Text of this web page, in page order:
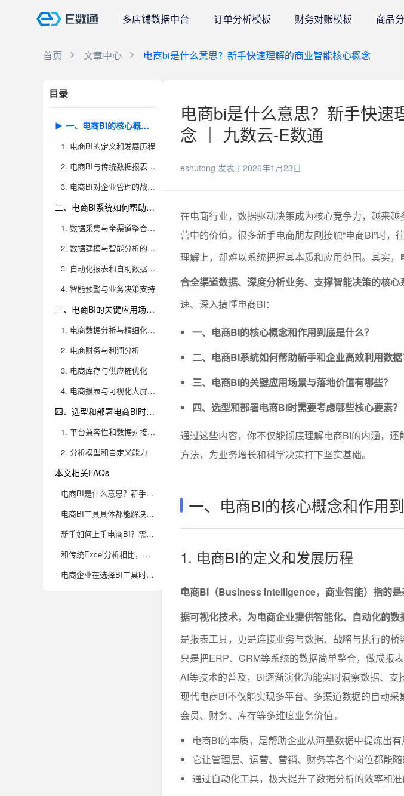
多店铺数据中台 订单分析模板 财务对账模板 商品
首页 文章中心 电商bi是什么意思？新手快速理解的商业智能核心概念
目录
一、电商BI的核心概念和作用到底是什么？
1. 电商BI的定义和发展历程
2. 电商BI与传统数据报表的区别
3. 电商BI对企业管理的战略意义
二、电商BI系统如何帮助新手和企业高效利用数据？
1. 数据采集与全渠道整合的价值
2. 数据建模与智能分析的支撑
3. 自动化报表和自助数据分析能力
4. 智能预警与业务决策支持
三、电商BI的关键应用场景与落地价值有哪些？
1. 电商数据分析与精细化运营
2. 电商财务与利润分析
3. 电商库存与供应链优化
4. 电商报表与可视化大屏制作
四、选型和部署电商BI时需要考虑哪些核心要素？
1. 平台兼容性和数据对接能力
2. 分析模型和自定义能力
本文相关FAQs
电商BI是什么意思？新手怎么快速理解商业智能的核心概念？
电商BI工具具体都能解决哪些实际业务痛点？
新手如何上手电商BI？需要什么样的数据分析基础？
和传统Excel分析相比，电商BI工具有哪些独特优势？
电商企业在选择BI工具时，应该关注哪些关键点？
电商bi是什么意思？新手快速
念 ｜ 九数云-E数通
eshutong 发表于2026年1月23日
在电商行业，数据驱动决策成为核心竞争力，越来
营中的价值。很多新手电商朋友刚接触“电商BI”时，
理解上，却难以系统把握其本质和应用范围。其实，
合全渠道数据、深度分析业务、支撑智能决策的核心
速、深入搞懂电商BI：
一、电商BI的核心概念和作用到底是什么？
二、电商BI系统如何帮助新手和企业高效利用数据
三、电商BI的关键应用场景与落地价值有哪些？
四、选型和部署电商BI时需要考虑哪些核心要素？
通过这些内容，你不仅能彻底理解电商BI的内涵，
方法，为业务增长和科学决策打下坚实基础。
一、电商BI的核心概念和作用
1. 电商BI的定义和发展历程
电商BI（Business Intelligence，商业智能）指的
据可视化技术，为电商企业提供智能化、自动化的
是报表工具，更是连接业务与数据、战略与执行的
只是把ERP、CRM等系统的数据简单整合，做成报
AI等技术的普及，BI逐渐演化为能实时洞察数据、支
现代电商BI不仅能实现多平台、多渠道数据的自动采
会员、财务、库存等多维度业务价值。
电商BI的本质，是帮助企业从海量数据中提炼出有
它让管理层、运营、营销、财务等各个岗位都能随
通过自动化工具，极大提升了数据分析的效率和